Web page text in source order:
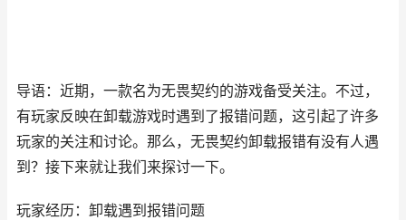
导语：近期，一款名为无畏契约的游戏备受关注。不过，
有玩家反映在卸载游戏时遇到了报错问题，这引起了许多
玩家的关注和讨论。那么，无畏契约卸载报错有没有人遇
到？接下来就让我们来探讨一下。
玩家经历：卸载遇到报错问题